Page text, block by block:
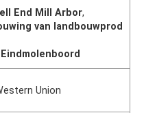
End Mill Arbor,
van landbouwprod
Eindmolenboord
Union